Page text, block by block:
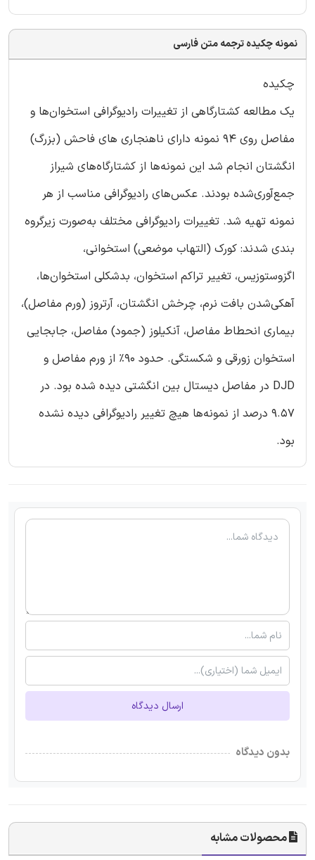
نمونه چکیده ترجمه متن فارسی
چکیده
یک مطالعه کشتارگاهی از تغییرات رادیوگرافی استخوان‌ها و
مفاصل روی 94 نمونه دارای ناهنجاری های فاحش (بزرگ)
انگشتان انجام شد این نمونه‌ها از کشتارگاه‌های شیراز
جمع‌آوری‌شده بودند. عکس‌های رادیوگرافی مناسب از هر
نمونه تهیه شد. تغییرات رادیوگرافی مختلف به‌صورت زیرگروه
بندی شدند: کورک (التهاب موضعی) استخوانی،
اگزوستوزیس، تغییر تراکم استخوان، بدشکلی استخوان‌ها،
آهکی‌شدن بافت نرم، چرخش انگشتان، آرتروز (ورم مفاصل)،
بیماری انحطاط مفاصل، آنکیلوز (جمود) مفاصل، جابجایی
استخوان زورقی و شکستگی. حدود 90% از ورم مفاصل و
DJD در مفاصل دیستال بین انگشتی دیده شده بود. در
9.57 درصد از نمونه‌ها هیچ تغییر رادیوگرافی دیده نشده
بود.
ارسال دیدگاه
بدون دیدگاه
محصولات مشابه